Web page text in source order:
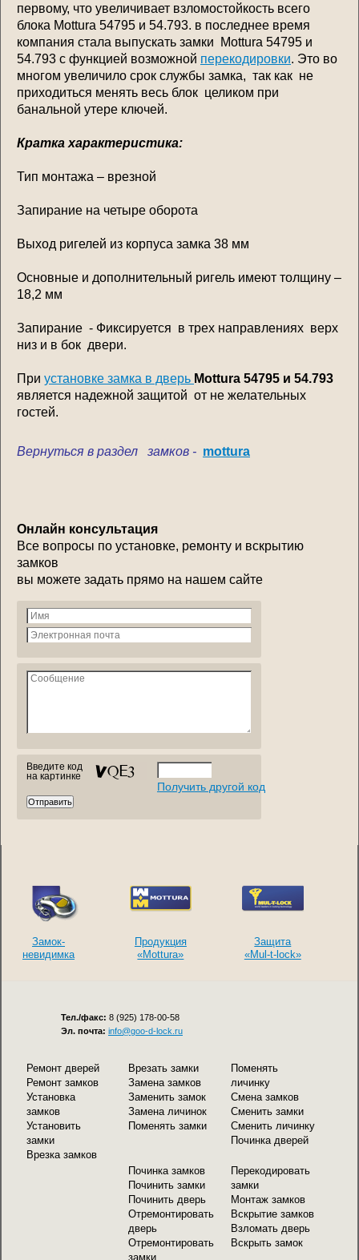
первому, что увеличивает взломостойкость всего
блока Mottura 54795 и 54.793. в последнее время
компания стала выпускать замки Mottura 54795 и
54.793 с функцией возможной перекодировки. Это во
многом увеличило срок службы замка, так как не
приходиться менять весь блок целиком при
банальной утере ключей.
Кратка характеристика:
Тип монтажа – врезной
Запирание на четыре оборота
Выход ригелей из корпуса замка 38 мм
Основные и дополнительный ригель имеют толщину –
18,2 мм
Запирание - Фиксируется в трех направлениях верх
низ и в бок двери.
При установке замка в дверь Mottura 54795 и 54.793
является надежной защитой от не желательных
гостей.
Вернуться в раздел замков - mottura
Онлайн консультация
Все вопросы по установке, ремонту и вскрытию
замков
вы можете задать прямо на нашем сайте
Введите код
на картинке
Получить другой код
Замок-
невидимка
Продукция
«Mottura»
Защита
«Mul-t-lock»
Тел./факс: 8 (925) 178-00-58
Эл. почта: info@goo-d-lock.ru
Ремонт дверей
Ремонт замков
Установка
замков
Установить
замки
Врезка замков
Врезать замки
Замена замков
Заменить замок
Замена личинок
Поменять замки
Поменять
личинку
Смена замков
Сменить замки
Сменить личинку
Починка дверей
Починка замков
Починить замки
Починить дверь
Отремонтировать
дверь
Отремонтировать
замки
Перекодировать
замки
Монтаж замков
Вскрытие замков
Взломать дверь
Вскрыть замок